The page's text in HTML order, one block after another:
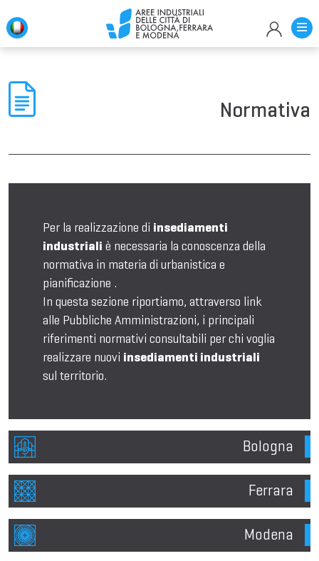
Normativa
Per la realizzazione di insediamenti
industriali è necessaria la conoscenza della
normativa in materia di urbanistica e
pianificazione .
In questa sezione riportiamo, attraverso link
alle Pubbliche Amministrazioni, i principali
riferimenti normativi consultabili per chi voglia
realizzare nuovi insediamenti industriali
sul territorio.
Bologna
Ferrara
Modena